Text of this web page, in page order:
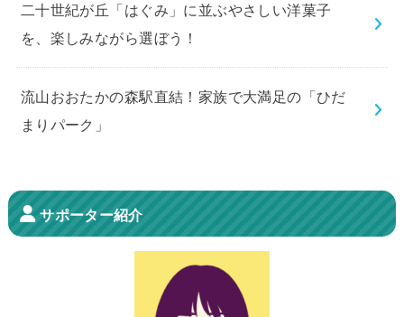
二十世紀が丘「はぐみ」に並ぶやさしい洋菓子
を、楽しみながら選ぼう！
流山おおたかの森駅直結！家族で大満足の「ひだ
まりパーク」
サポーター紹介